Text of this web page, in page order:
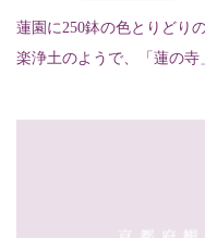
蓮園に250鉢の色とりどり
楽浄土のようで、「蓮の寺